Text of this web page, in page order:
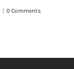
0 Comments